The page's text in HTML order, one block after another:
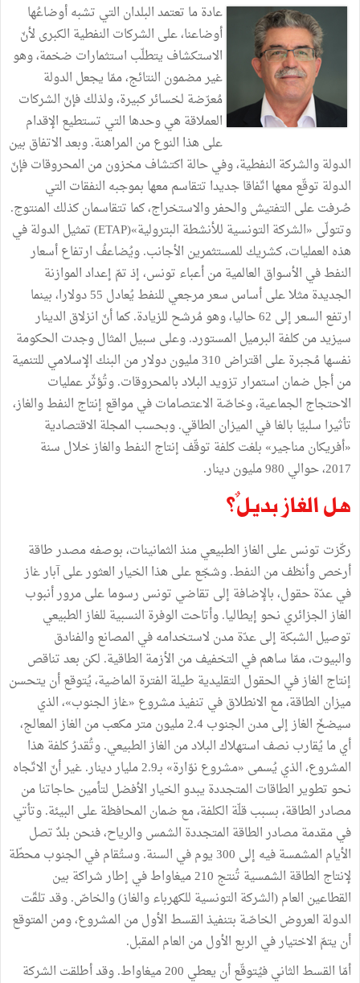
عادة ما تعتمد البلدان التي تشبه أوضاعُها
أوضاعنا، على الشركات النفطية الكبرى لأنّ
الاستكشاف يتطلّب استثمارات ضخمة، وهو
غير مضمون النتائج، ممّا يجعل الدولة
مُعرّضة لخسائر كبيرة، ولذلك فإنّ الشركات
العملاقة هي وحدها التي تستطيع الإقدام
على هذا النوع من المراهنة. وبعد الاتفاق بين
الدولة والشركة النفطية، وفي حالة اكتشاف مخزون من المحروقات فإنّ
الدولة توقّع معها اتّفاقا جديدا تتقاسم معها بموجبه النفقات التي
صُرفت على التفتيش والحفر والاستخراج، كما تتقاسمان كذلك المنتوج.
وتتولّى «الشركة التونسية للأنشطة البترولية»(ETAP) تمثيل الدولة في
هذه العمليات، كشريك للمستثمرين الأجانب. ويُضاعفُ ارتفاع أسعار
النفط في الأسواق العالمية من أعباء تونس، إذ تمّ إعداد الموازنة
الجديدة مثلا على أساس سعر مرجعي للنفط يُعادل 55 دولارا، بينما
ارتفع السعر إلى 62 حاليا، وهو مُرشح للزيادة. كما أنّ انزلاق الدينار
سيزيد من كلفة البرميل المستورد. وعلى سبيل المثال وجدت الحكومة
نفسها مُجبرة على اقتراض 310 مليون دولار من البنك الإسلامي للتنمية
من أجل ضمان استمرار تزويد البلاد بالمحروقات. وتُؤثّر عمليات
الاحتجاج الجماعية، وخاصّة الاعتصامات في مواقع إنتاج النفط والغاز،
تأثيرا سلبيّا بالغا في الميزان الطاقي. وبحسب المجلة الاقتصادية
«أفريكان مناجير» بلغت كلفة توقّف إنتاج النفط والغاز خلال سنة
2017، حوالي 980 مليون دينار.
هل الغاز بديلٌ؟
ركّزت تونس على الغاز الطبيعي منذ الثمانينات، بوصفه مصدر طاقة
أرخص وأنظف من النفط. وشجّع على هذا الخيار العثور على آبار غاز
في عدّة حقول، بالإضافة إلى تقاضي تونس رسوما على مرور أنبوب
الغاز الجزائري نحو إيطاليا. وأتاحت الوفرة النسبية للغاز الطبيعي
توصيل الشبكة إلى عدّة مدن لاستخدامه في المصانع والفنادق
والبيوت، ممّا ساهم في التخفيف من الأزمة الطاقية. لكن بعد تناقص
إنتاج الغاز في الحقول التقليدية طيلة الفترة الماضية، يُتوقع أن يتحسن
ميزان الطاقة، مع الانطلاق في تنفيذ مشروع «غاز الجنوب»، الذي
سيضخّ الغاز إلى مدن الجنوب 2.4 مليون متر مكعب من الغاز المعالج،
أي ما يُقارب نصف استهلاك البلاد من الغاز الطبيعي. وتُقدرُ كلفة هذا
المشروع، الذي يُسمى «مشروع نوّارة» بـ2.9 مليار دينار. غير أنّ الاتّجاه
نحو تطوير الطاقات المتجددة يبدو الخيار الأفضل لتأمين حاجاتنا من
مصادر الطاقة، بسبب قلّة الكلفة، مع ضمان المحافظة على البيئة. وتأتي
في مقدمة مصادر الطاقة المتجددة الشمس والرياح، فنحن بلدٌ تصل
الأيام المشمسة فيه إلى 300 يوم في السنة. وستُقام في الجنوب محطّة
لإنتاج الطاقة الشمسية تُنتج 210 ميغاواط في إطار شراكة بين
القطاعين العام (الشركة التونسية للكهرباء والغاز) والخاصّ. وقد تلقّت
الدولة العروض الخاصّة بتنفيذ القسط الأول من المشروع، ومن المتوقع
أن يتمّ الاختيار في الربع الأول من العام المقبل.
أمّا القسط الثاني فيُتوقّع أن يعطي 200 ميغاواط. وقد أطلقت الشركة